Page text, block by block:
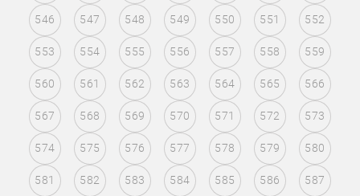
546 547 548 549 550 551 552
553 554 555 556 557 558 559
560 561 562 563 564 565 566
567 568 569 570 571 572 573
574 575 576 577 578 579 580
581 582 583 584 585 586 587